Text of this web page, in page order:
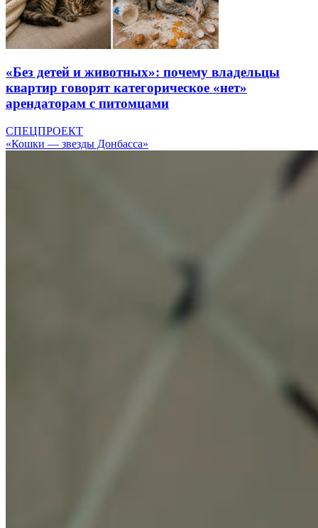
«Без детей и животных»: почему владельцы
квартир говорят категорическое «нет»
арендаторам с питомцами
СПЕЦПРОЕКТ
«Кошки — звезды Донбасса»